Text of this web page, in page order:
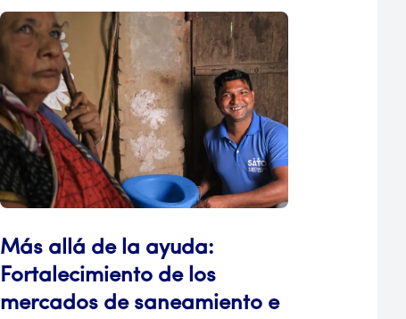
Más allá de la ayuda:
Fortalecimiento de los
mercados de saneamiento e